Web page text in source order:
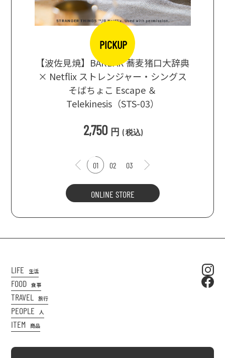
PICKUP
【波佐見焼】BARBAR 蕎麦猪口大辞典
× Netflix ストレンジャー・シングス
そばちょこ Escape ＆
Telekinesis（STS-03）
2,750 円 (税込)
01 02 03
ONLINE STORE
LIFE 生活
FOOD 食事
TRAVEL 旅行
PEOPLE 人
ITEM 商品